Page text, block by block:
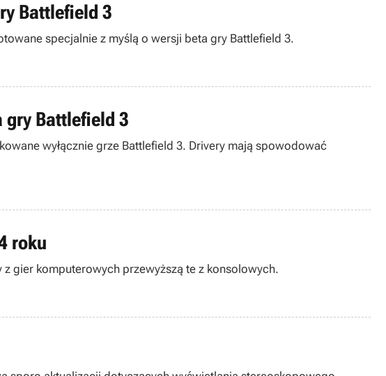
Battlefield 3
specjalnie z myślą o wersji beta gry Battlefield 3.
gry Battlefield 3
wyłącznie grze Battlefield 3. Drivery mają spowodować
roku
gier komputerowych przewyższą te z konsolowych.